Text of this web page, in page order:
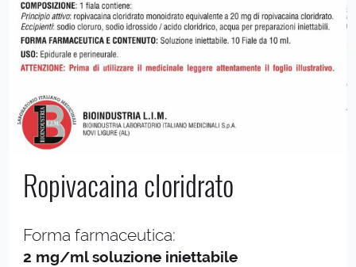
Ropivacaina cloridrato
Forma farmaceutica:
2 mg/ml soluzione iniettabile